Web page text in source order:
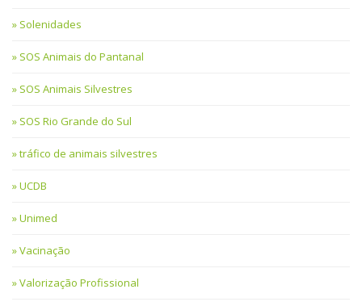
Solenidades
SOS Animais do Pantanal
SOS Animais Silvestres
SOS Rio Grande do Sul
tráfico de animais silvestres
UCDB
Unimed
Vacinação
Valorização Profissional